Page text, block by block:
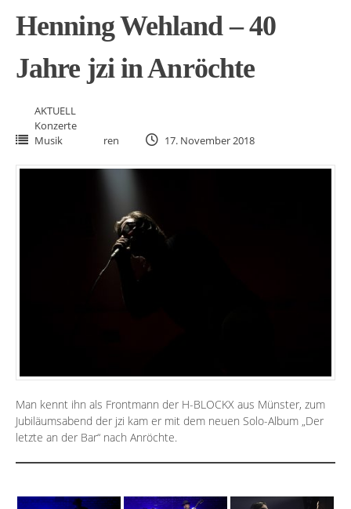
Henning Wehland – 40
Jahre jzi in Anröchte
AKTUELL
Konzerte
Musik
ren 17. November 2018
Man kennt ihn als Frontmann der H-BLOCKX aus Münster, zum
Jubiläumsabend der jzi kam er mit dem neuen Solo-Album „Der
letzte an der Bar“ nach Anröchte.